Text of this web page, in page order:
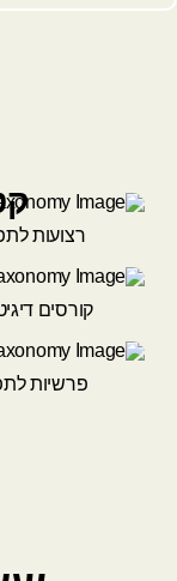
רצועות
קורסים
פרשיות